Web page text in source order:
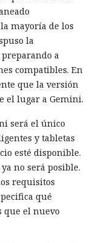
mayoría de los
la
a
compatibles. En
que la versión
el lugar a Gemini.
será el único
y tabletas
esté disponible.
no será posible.
requisitos
qué
que el nuevo